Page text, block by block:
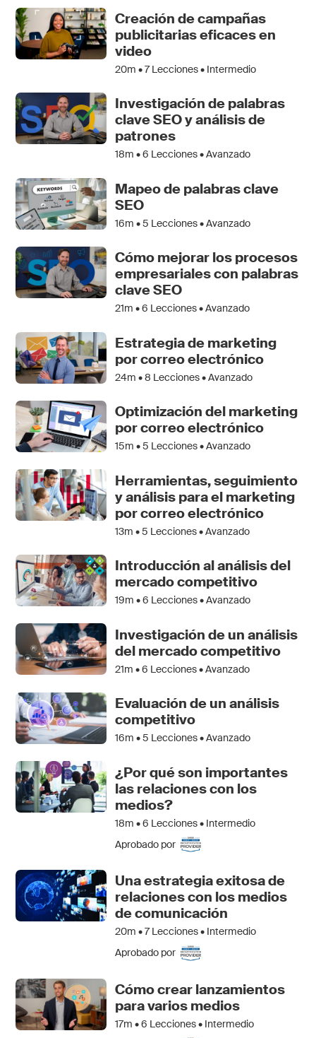
Creación de campañas
publicitarias eficaces en
video
20m •7Lecciones • Intermedio
Investigación de palabras
clave SEO y análisis de
patrones
18m •6 Lecciones • Avanzado
Mapeo de palabras clave
SEO
16m •5 Lecciones • Avanzado
Cómo mejorar los procesos
empresariales con palabras
clave SEO
21m •6 Lecciones • Avanzado
Estrategia de marketing
por correo electrónico
24m •8 Lecciones • Avanzado
Optimización del marketing
por correo electrónico
15m •5 Lecciones • Avanzado
Herramientas, seguimiento
y análisis para el marketing
por correo electrónico
13m •5 Lecciones • Avanzado
Introducción al análisis del
mercado competitivo
19m •6 Lecciones • Avanzado
Investigación de un análisis
del mercado competitivo
21m •6 Lecciones • Avanzado
Evaluación de un análisis
competitivo
16m •5 Lecciones • Avanzado
¿Por qué son importantes
las relaciones con los
medios?
18m •6 Lecciones • Intermedio
Aprobado por
Una estrategia exitosa de
relaciones con los medios
de comunicación
20m •7Lecciones • Intermedio
Aprobado por
Cómo crear lanzamientos
para varios medios
17m •6 Lecciones • Intermedio